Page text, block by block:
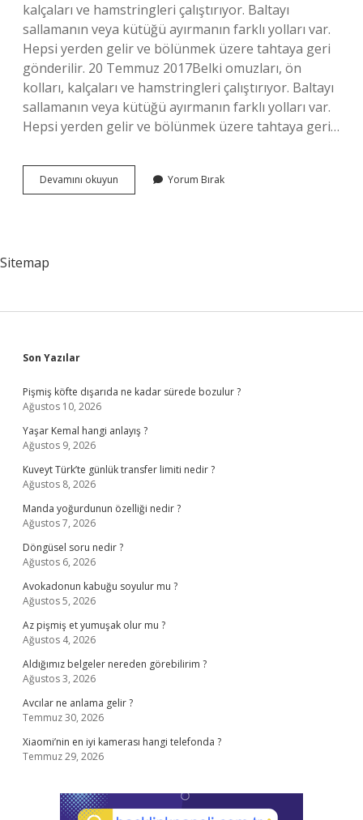
kalçaları ve hamstringleri çalıştırıyor. Baltayı
sallamanın veya kütüğü ayırmanın farklı yolları var.
Hepsi yerden gelir ve bölünmek üzere tahtaya geri
gönderilir. 20 Temmuz 2017Belki omuzları, ön
kolları, kalçaları ve hamstringleri çalıştırıyor. Baltayı
sallamanın veya kütüğü ayırmanın farklı yolları var.
Hepsi yerden gelir ve bölünmek üzere tahtaya geri…
Devamını okuyun
Nerede
Yorum Bırak
Sitemap
Sidebar
Son Yazılar
Pişmiş köfte dışarıda ne kadar sürede bozulur ?
Ağustos 10, 2026
Yaşar Kemal hangi anlayış ?
Ağustos 9, 2026
Kuveyt Türk’te günlük transfer limiti nedir ?
Ağustos 8, 2026
Manda yoğurdunun özelliği nedir ?
Ağustos 7, 2026
Döngüsel soru nedir ?
Ağustos 6, 2026
Avokadonun kabuğu soyulur mu ?
Ağustos 5, 2026
Az pişmiş et yumuşak olur mu ?
Ağustos 4, 2026
Aldığımız belgeler nereden görebilirim ?
Ağustos 3, 2026
Avcılar ne anlama gelir ?
Temmuz 30, 2026
Xiaomi’nin en iyi kamerası hangi telefonda ?
Temmuz 29, 2026